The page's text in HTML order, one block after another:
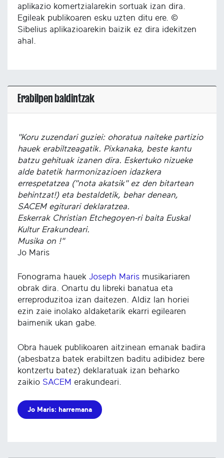
aplikazio komertzialarekin sortuak izan dira.
Egileak publikoaren esku uzten ditu ere. ©
Sibelius aplikazioarekin baizik ez dira idekitzen
ahal.
Erabilpen baldintzak
"Koru zuzendari guziei: ohoratua naiteke partizio
hauek erabiltzeagatik. Pixkanaka, beste kantu
batzu gehituak izanen dira. Eskertuko nizueke
alde batetik harmonizazioen idazkera
errespetatzea ("nota akatsik" ez den bitartean
behintzat!) eta bestaldetik, behar denean,
SACEM egiturari deklaratzea.
Eskerrak Christian Etchegoyen-ri baita Euskal
Kultur Erakundeari.
Musika on !"
Jo Maris
Fonograma hauek Joseph Maris musikariaren
obrak dira. Onartu du libreki banatua eta
erreproduzitoa izan daitezen. Aldiz lan horiei
ezin zaie inolako aldaketarik ekarri egilearen
baimenik ukan gabe.
Obra hauek publikoaren aitzinean emanak badira
(abesbatza batek erabiltzen baditu adibidez bere
kontzertu batez) deklaratuak izan beharko
zaikio SACEM erakundeari.
Jo Maris: harremana